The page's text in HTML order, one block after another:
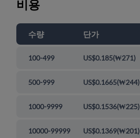
비용
수량 단가
100-499 US$0.185(₩271)
500-999 US$0.1665(₩244)
1000-9999 US$0.1536(₩225)
10000-99999 US$0.1369(₩201)